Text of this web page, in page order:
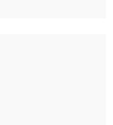
先；